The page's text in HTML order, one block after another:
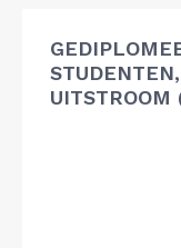
UITSTROOM